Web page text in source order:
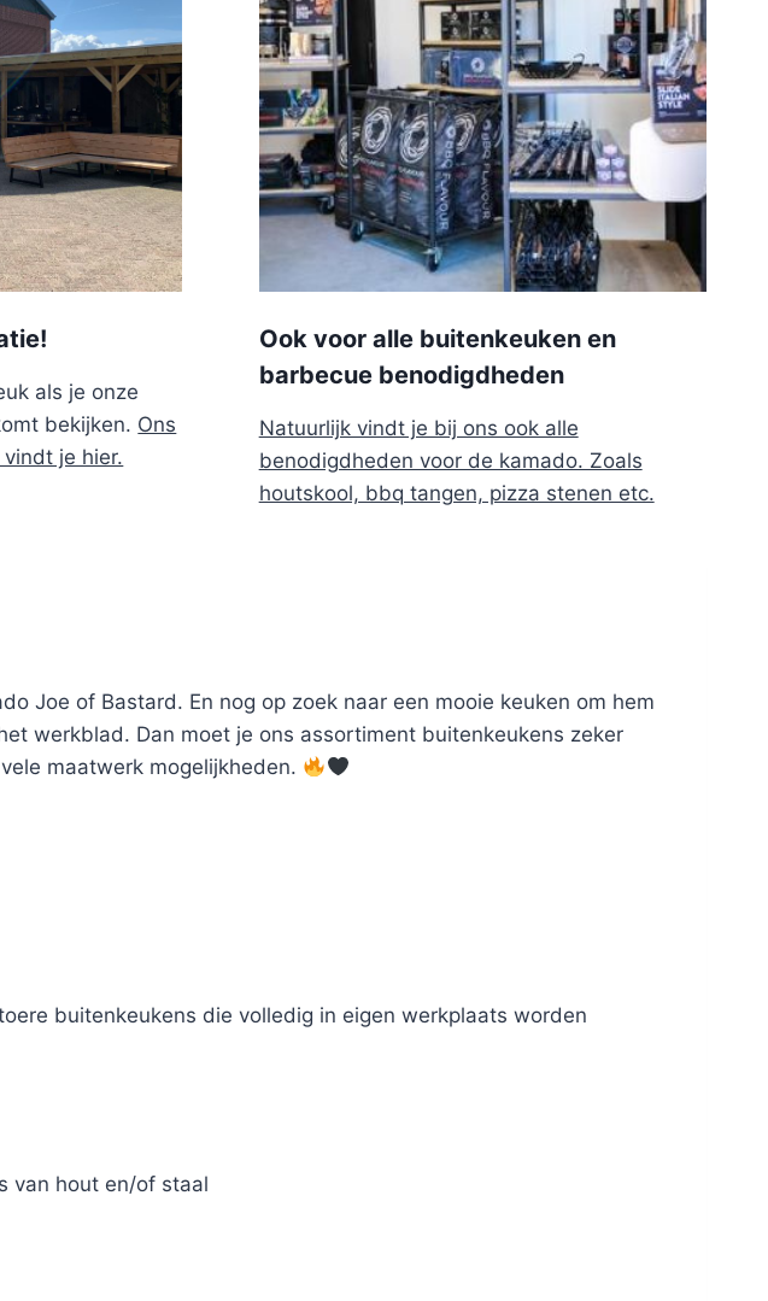
als je onze
bekijken. Ons
je hier.
Ook voor alle buitenkeuken en
barbecue benodigdheden
Natuurlijk vindt je bij ons ook alle
benodigdheden voor de kamado. Zoals
houtskool, bbq tangen, pizza stenen etc.
Joe of Bastard. En nog op zoek naar een mooie keuken om hem
werkblad. Dan moet je ons assortiment buitenkeukens zeker
maatwerk mogelijkheden.
buitenkeukens die volledig in eigen werkplaats worden
van hout en/of staal